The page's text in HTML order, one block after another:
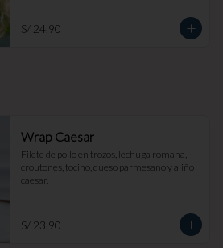
S/ 24.90
Wrap Caesar
Filete de pollo en trozos, lechuga romana,
croutones, tocino, queso parmesano y aliño
caesar.
S/ 23.90